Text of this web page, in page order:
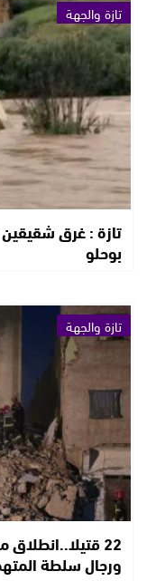
تازة والجهة
بوحلو
تازة والجهة
22
ورجال سلطة